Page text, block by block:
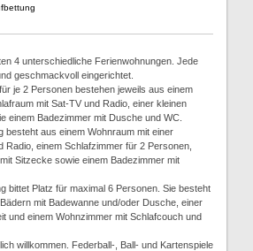
4 unterschiedliche Ferienwohnungen. Jede
geschmackvoll eingerichtet.
je 2 Personen bestehen jeweils aus einem
mit Sat-TV und Radio, einer kleinen
einem Badezimmer mit Dusche und WC.
besteht aus einem Wohnraum mit einer
Radio, einem Schlafzimmer für 2 Personen,
Sitzecke sowie einem Badezimmer mit
bittet Platz für maximal 6 Personen. Sie besteht
mit Badewanne und/oder Dusche, einer
und einem Wohnzimmer mit Schlafcouch und
willkommen. Federball-, Ball- und Kartenspiele